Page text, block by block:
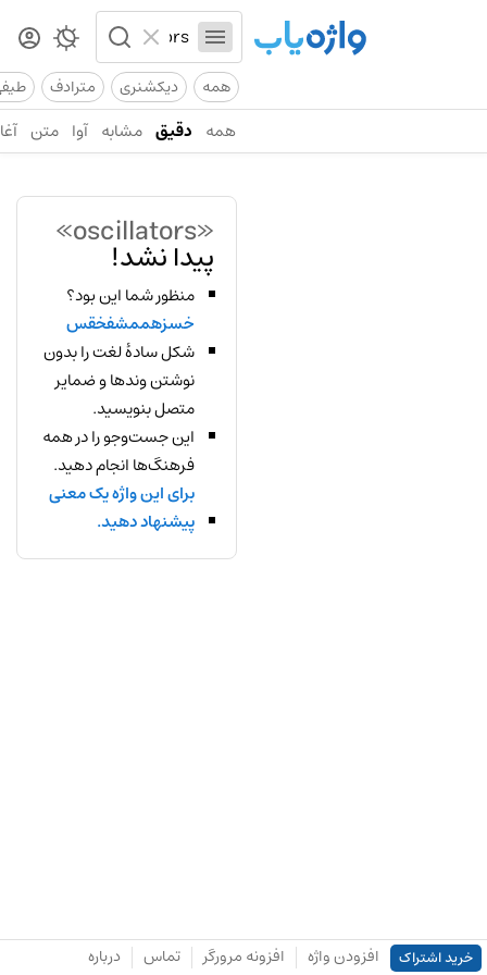
همه دیکشنری مترادف
همه دقیق مشابه آوا متن
«oscillators»
پیدا نشد!
منظور شما این بود؟
خسزهممشفخقس
شکل سادهٔ لغت را بدون
نوشتن وندها و ضمایر
متصل بنویسید.
این جست‌وجو را در همه
فرهنگ‌ها انجام دهید.
برای این واژه یک معنی
پیشنهاد دهید.
خرید اشتراک افزودن واژه افزونه مرورگر تماس درباره